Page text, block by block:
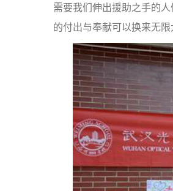
需要我们伸出援助之手的
的付出与奉献可以换来无